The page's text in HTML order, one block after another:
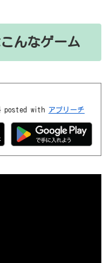
んなゲーム
posted with アプリーチ